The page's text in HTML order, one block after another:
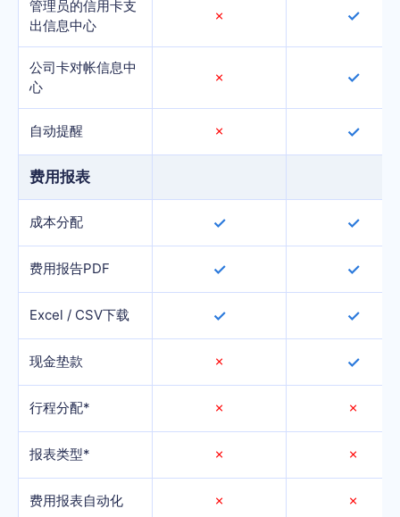
管理员的信用卡支
出信息中心
✗ ✓
公司卡对帐信息中
心
✗ ✓
自动提醒 ✗ ✓
费用报表
成本分配 ✓ ✓
费用报告PDF ✓ ✓
Excel / CSV下载 ✓ ✓
现金垫款 ✗ ✓
行程分配* ✗ ✗
报表类型* ✗ ✗
费用报表自动化 ✗ ✗